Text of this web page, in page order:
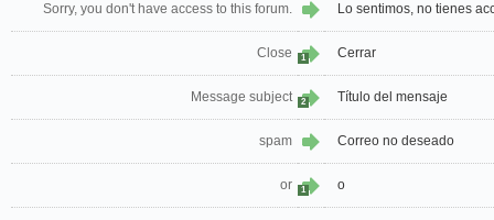
Sorry, you don't have access to this forum. Lo sentimos, no tienes
Close 1 Cerrar
Message subject 2 Título del mensaje
spam Correo no deseado
or 1 o